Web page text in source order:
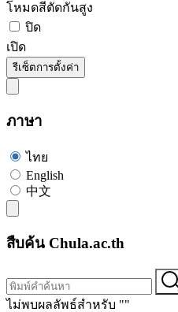
โหมดสีตัดกันสูง
ปิด
เปิด
รีเซ็ตการตั้งค่า
ภาษา
ไทย
English
中文
สืบค้น Chula.ac.th
ไม่พบผลลัพธ์สำหรับ ""